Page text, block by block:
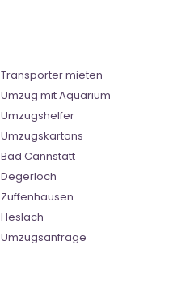
Transporter mieten
Umzug mit Aquarium
Umzugshelfer
Umzugskartons
Bad Cannstatt
Degerloch
Zuffenhausen
Heslach
Umzugsanfrage